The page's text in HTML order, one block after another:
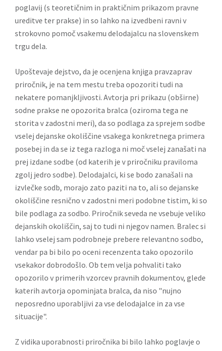
poglavij (s teoretičnim in praktičnim prikazom pravne
ureditve ter prakse) in so lahko na izvedbeni ravni v
strokovno pomoč vsakemu delodajalcu na slovenskem
trgu dela.
Upoštevaje dejstvo, da je ocenjena knjiga pravzaprav
priročnik, je na tem mestu treba opozoriti tudi na
nekatere pomanjkljivosti. Avtorja pri prikazu (obširne)
sodne prakse ne opozorita bralca (oziroma tega ne
storita v zadostni meri), da so podlaga za sprejem sodbe
vselej dejanske okoliščine vsakega konkretnega primera
posebej in da se iz tega razloga ni moč vselej zanašati na
prej izdane sodbe (od katerih je v priročniku praviloma
zgolj jedro sodbe). Delodajalci, ki se bodo zanašali na
izvlečke sodb, morajo zato paziti na to, ali so dejanske
okoliščine resnično v zadostni meri podobne tistim, ki so
bile podlaga za sodbo. Priročnik seveda ne vsebuje veliko
dejanskih okoliščin, saj to tudi ni njegov namen. Bralec si
lahko vselej sam podrobneje prebere relevantno sodbo,
vendar pa bi bilo po oceni recenzenta tako opozorilo
vsekakor dobrodošlo. Ob tem velja pohvaliti tako
opozorilo v primerih vzorcev pravnih dokumentov, glede
katerih avtorja opominjata bralca, da niso "nujno
neposredno uporabljivi za vse delodajalce in za vse
situacije".
Z vidika uporabnosti priročnika bi bilo lahko poglavje o